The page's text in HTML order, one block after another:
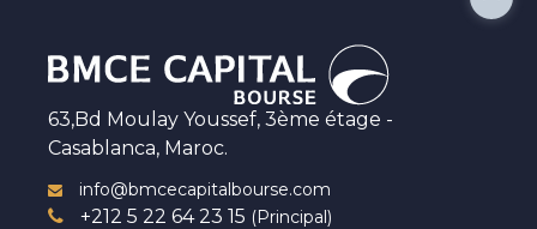
63,Bd Moulay Youssef, 3ème étage -
Casablanca, Maroc.
info@bmcecapitalbourse.com
+212 5 22 64 23 15 (Principal)